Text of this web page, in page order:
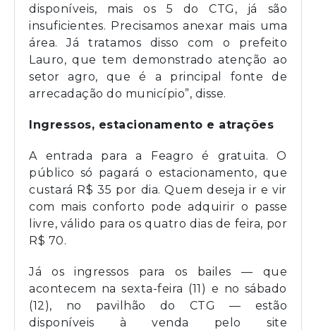
disponíveis, mais os 5 do CTG, já são
insuficientes. Precisamos anexar mais uma
área. Já tratamos disso com o prefeito
Lauro, que tem demonstrado atenção ao
setor agro, que é a principal fonte de
arrecadação do município”, disse.
Ingressos, estacionamento e atrações
A entrada para a Feagro é gratuita. O
público só pagará o estacionamento, que
custará R$ 35 por dia. Quem deseja ir e vir
com mais conforto pode adquirir o passe
livre, válido para os quatro dias de feira, por
R$ 70.
Já os ingressos para os bailes — que
acontecem na sexta-feira (11) e no sábado
(12), no pavilhão do CTG — estão
disponíveis à venda pelo site